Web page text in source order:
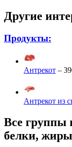
Другие
Продукты:
Антрекот –
Антрекот из
Все группы
белки,